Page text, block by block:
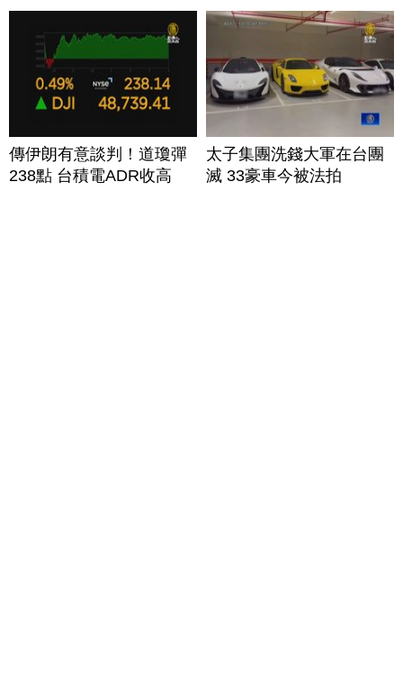
傳伊朗有意談判！道瓊彈
238點 台積電ADR收高
太子集團洗錢大軍在台團
滅 33豪車今被法拍